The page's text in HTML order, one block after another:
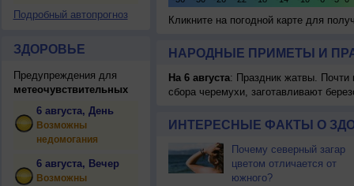
Подробный автопрогноз
ЗДОРОВЬЕ
Предупреждения для
метеочувствительных
6 августа, День
Возможны
недомогания
6 августа, Вечер
Возможны
Кликните на погодной карте для
НАРОДНЫЕ ПРИМЕТЫ И
На 6 августа: Праздник жатвы. Почти
сбора черемухи, заготавливают
ИНТЕРЕСНЫЕ ФАКТЫ О
Почему северный загар
цветом отличается от
южного?